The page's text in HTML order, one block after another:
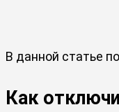
В данной статье
Как